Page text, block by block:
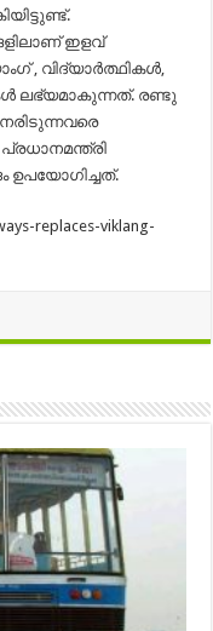
ഇളവ്
, വിദ്യാര്‍ത്ഥികള്‍,
ലഭ്യമാകുന്നത്. രണ്ടു
ഉപയോഗിച്ചത്.
replaces-viklang-